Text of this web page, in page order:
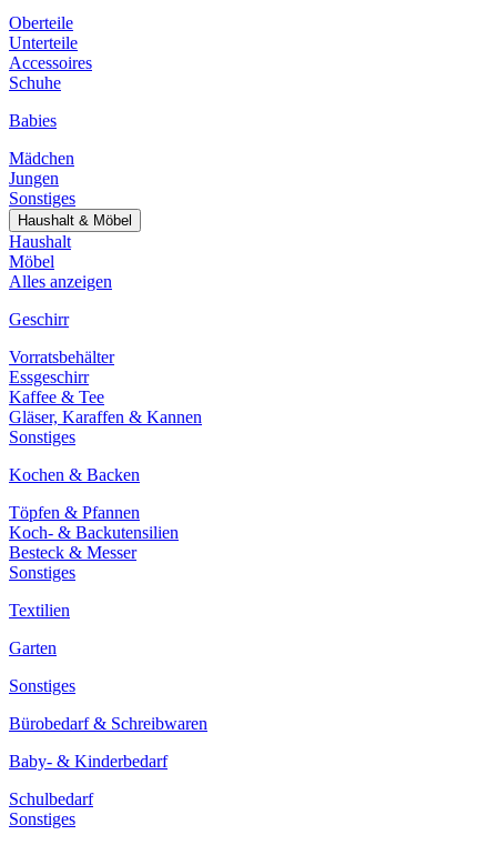
Oberteile
Unterteile
Accessoires
Schuhe
Babies
Mädchen
Jungen
Sonstiges
Haushalt & Möbel
Haushalt
Möbel
Alles anzeigen
Geschirr
Vorratsbehälter
Essgeschirr
Kaffee & Tee
Gläser, Karaffen & Kannen
Sonstiges
Kochen & Backen
Töpfen & Pfannen
Koch- & Backutensilien
Besteck & Messer
Sonstiges
Textilien
Garten
Sonstiges
Bürobedarf & Schreibwaren
Baby- & Kinderbedarf
Schulbedarf
Sonstiges